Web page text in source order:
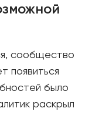
сообщество
появиться
было
раскрыл